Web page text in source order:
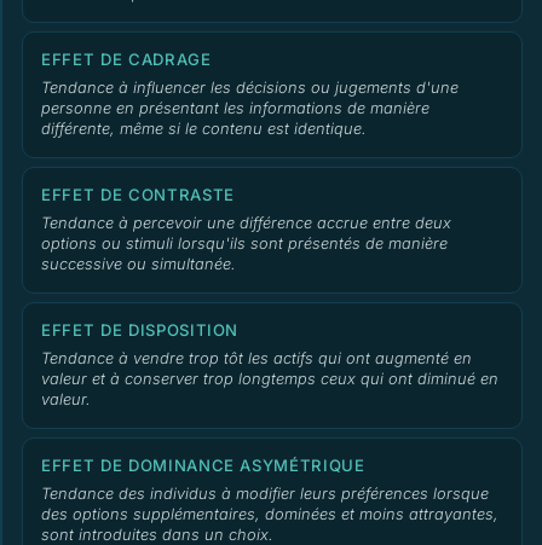
EFFET DE CADRAGE
Tendance à influencer les décisions ou jugements d'une
personne en présentant les informations de manière
différente, même si le contenu est identique.
EFFET DE CONTRASTE
Tendance à percevoir une différence accrue entre deux
options ou stimuli lorsqu'ils sont présentés de manière
successive ou simultanée.
EFFET DE DISPOSITION
Tendance à vendre trop tôt les actifs qui ont augmenté en
valeur et à conserver trop longtemps ceux qui ont diminué en
valeur.
EFFET DE DOMINANCE ASYMÉTRIQUE
Tendance des individus à modifier leurs préférences lorsque
des options supplémentaires, dominées et moins attrayantes,
sont introduites dans un choix.